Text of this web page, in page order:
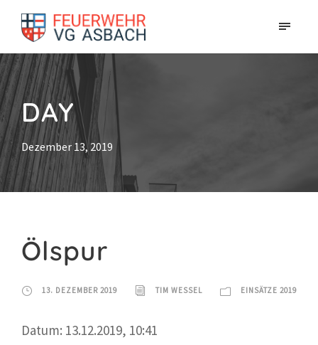
DAY
Dezember 13, 2019
Ölspur
13. DEZEMBER 2019 TIM WESSEL EINSÄTZE 2019
Datum: 13.12.2019, 10:41